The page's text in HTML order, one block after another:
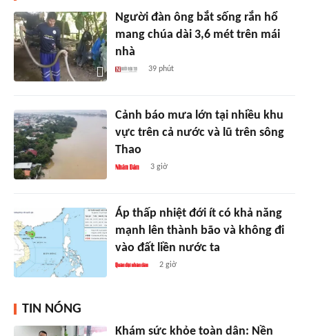
Người đàn ông bắt sống rắn hổ
mang chúa dài 3,6 mét trên mái
nhà
39 phút
Cảnh báo mưa lớn tại nhiều khu
vực trên cả nước và lũ trên sông
Thao
3 giờ
Áp thấp nhiệt đới ít có khả năng
mạnh lên thành bão và không đi
vào đất liền nước ta
2 giờ
TIN NÓNG
Khám sức khỏe toàn dân: Nền